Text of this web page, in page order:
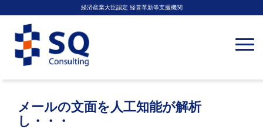
経済産業大臣認定 経営革新等支援機関
N
a
g
メールの文面を人工知能が解析
し・・・